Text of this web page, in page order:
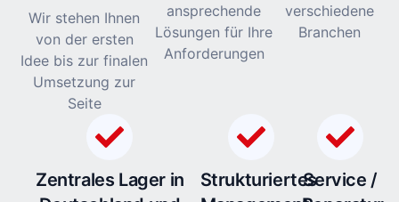
Wir stehen Ihnen
von der ersten
Idee bis zur finalen
Umsetzung zur
Seite
ansprechende
Lösungen für Ihre
Anforderungen
verschiedene
Branchen
Zentrales Lager in
StrukturiertesService /